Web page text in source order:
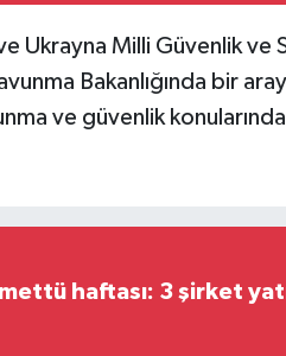
Ukrayna Milli Güvenlik ve
Bakanlığında bir
ve güvenlik
haftası: 3 şirket